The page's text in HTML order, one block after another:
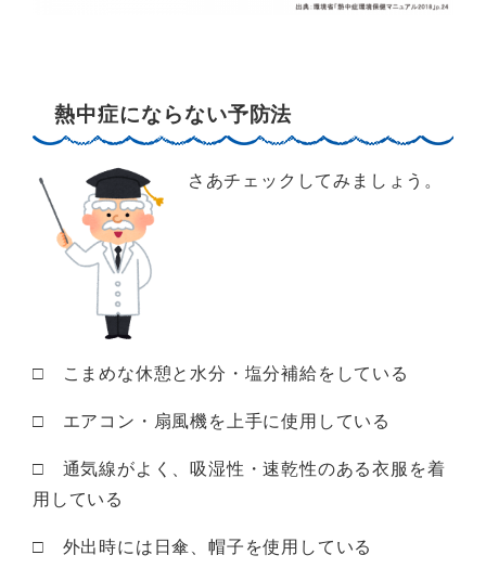
熱中症にならない予防法
さあチェックしてみましょう。
□ こまめな休憩と水分・塩分補給をしている
□ エアコン・扇風機を上手に使用している
□ 通気線がよく、吸湿性・速乾性のある衣服を着
用している
□ 外出時には日傘、帽子を使用している